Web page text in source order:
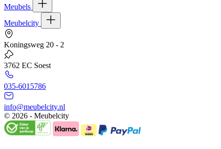
Meubels
Meubelcity
Koningsweg 20 - 2
3762 EC Soest
035-6015786
info@meubelcity.nl
© 2026 - Meubelcity